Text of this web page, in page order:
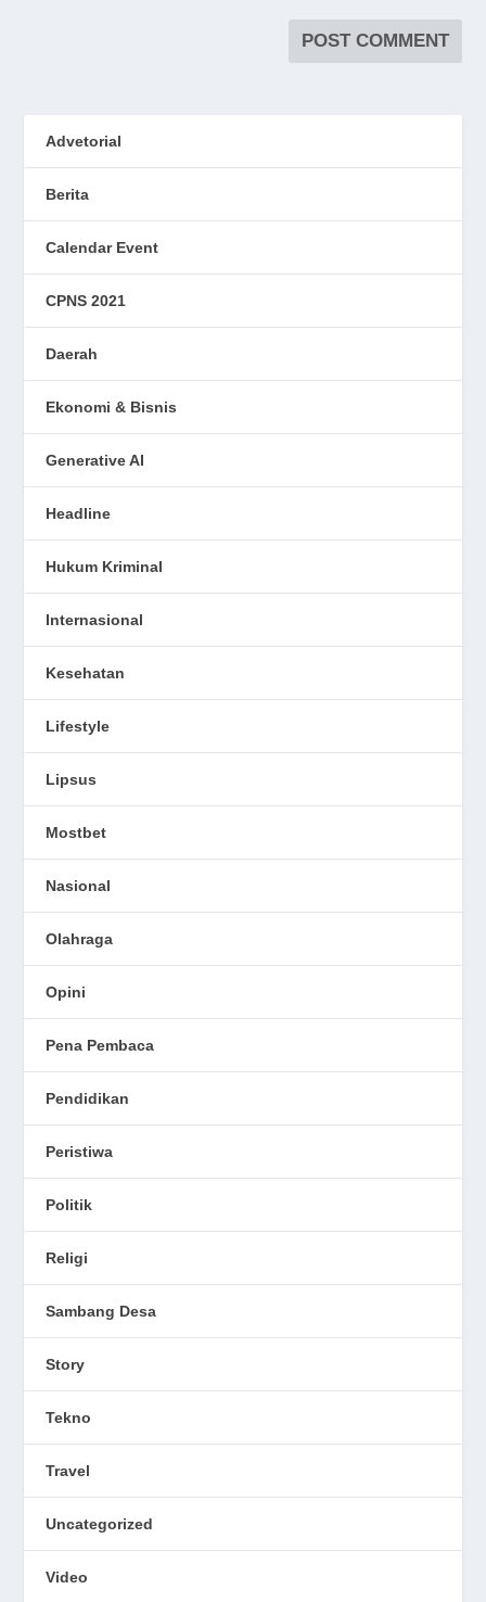
Advetorial
Berita
Calendar Event
CPNS 2021
Daerah
Ekonomi & Bisnis
Generative AI
Headline
Hukum Kriminal
Internasional
Kesehatan
Lifestyle
Lipsus
Mostbet
Nasional
Olahraga
Opini
Pena Pembaca
Pendidikan
Peristiwa
Politik
Religi
Sambang Desa
Story
Tekno
Travel
Uncategorized
Video